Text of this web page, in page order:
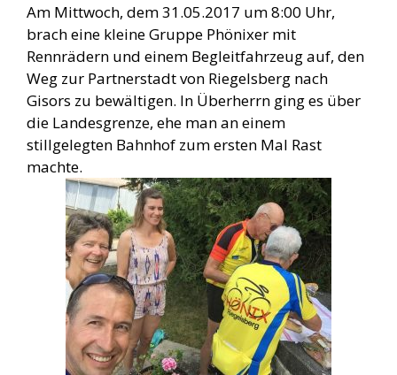
Am Mittwoch, dem 31.05.2017 um 8:00 Uhr,
brach eine kleine Gruppe Phönixer mit
Rennrädern und einem Begleitfahrzeug auf, den
Weg zur Partnerstadt von Riegelsberg nach
Gisors zu bewältigen. In Überherrn ging es über
die Landesgrenze, ehe man an einem
stillgelegten Bahnhof zum ersten Mal Rast
machte.